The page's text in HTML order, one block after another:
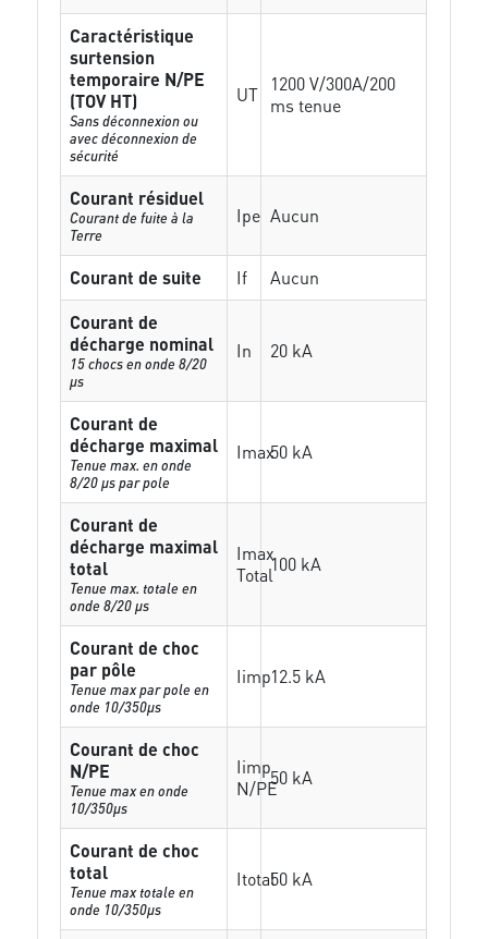
Caractéristique
surtension
temporaire N/PE
(TOV HT)
Sans déconnexion ou
avec déconnexion de
sécurité
UT
1200 V/300A/200
ms tenue
Courant résiduel
Courant de fuite à la
Terre
Ipe Aucun
Courant de suite If
Aucun
Courant de
décharge nominal
15 chocs en onde 8/20
µs
In 20 kA
Courant de
décharge maximal
Tenue max. en onde
8/20 µs par pole
Imax50 kA
Courant de
décharge maximal
total
Tenue max. totale en
onde 8/20 µs
Imax
Total100 kA
Courant de choc
par pôle
Tenue max par pole en
onde 10/350µs
Iimp12.5 kA
Courant de choc
N/PE
Tenue max en onde
10/350µs
Iimp
N/PE50 kA
Courant de choc
total
Tenue max totale en
onde 10/350µs
Itotal50 kA